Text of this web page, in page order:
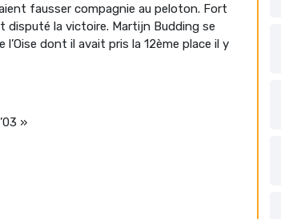
fausser compagnie au peloton. Fort
disputé la victoire. Martijn Budding se
dont il avait pris la 12ème place il y
»